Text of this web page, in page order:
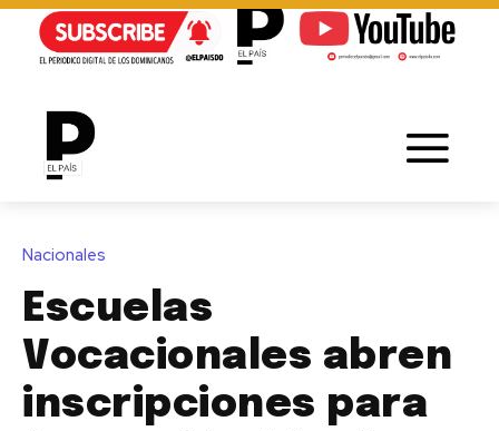
Nacionales
Escuelas
Vocacionales abren
inscripciones para